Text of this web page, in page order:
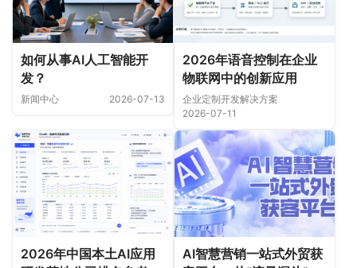
如何从事AI人工智能开
发？
新闻中心 2026-07-13
2026年语音控制在企业
物联网中的创新应用
企业定制开发解决方案
2026-07-11
2026年中国本土AI应用
AI智慧营销一站式外贸获